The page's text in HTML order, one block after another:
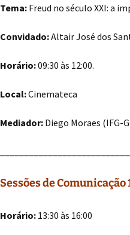
Tema: Freud no século XXI: a
Convidado:Altair José dos
Horário:09:30 às 12:00.
Local:Cinemateca
Mediador: Diego Moraes (IFG-
Sessões de Comunicação
Horário: 13:30 às 16:00